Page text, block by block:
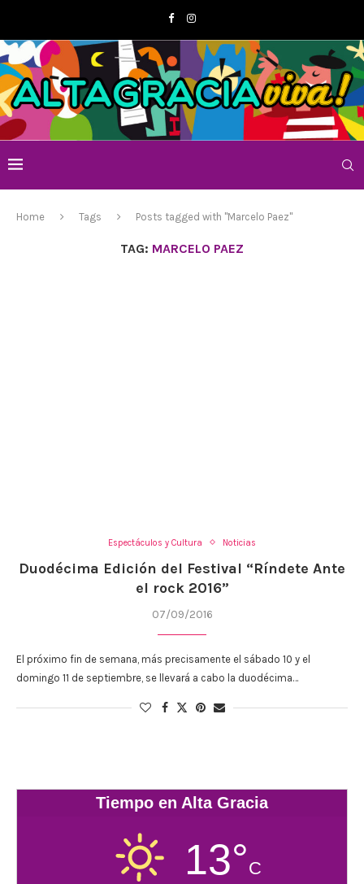
Home Tags Posts tagged with "Marcelo Paez"
TAG: MARCELO PAEZ
Espectáculos y Cultura Noticias
Duodécima Edición del Festival “Ríndete Ante
el rock 2016”
07/09/2016
El próximo fin de semana, más precisamente el sábado 10 y el
domingo 11 de septiembre, se llevará a cabo la duodécima…
Tiempo en Alta Gracia
13°C